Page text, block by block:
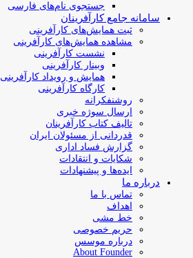
جستجوی نام‌های فارسی
سامانه جامع کارآفرینان
ثبت همایش‌های کارآفرینی
مشاهده همایش‌های کارآفرینی
نشست کارآفرینی
وبینار کارآفرینی
همایش و رویداد کارآفرینی
کارگاه کارآفرینی
روشنفکرانه
ارسال سوژه‌ خبری
تالیف کتاب کارآفرینان
قدردانی از مسئولان ایران
گزارش فساد اداری
شکایات و انتقادات
ایده‌ها و پیشنهادات
درباره ما
تماس با ما
اهداف
خط مشی
حریم خصوصی
درباره موسس
About Founder